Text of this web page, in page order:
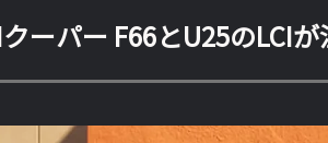
ーパー F66とU25のLCI